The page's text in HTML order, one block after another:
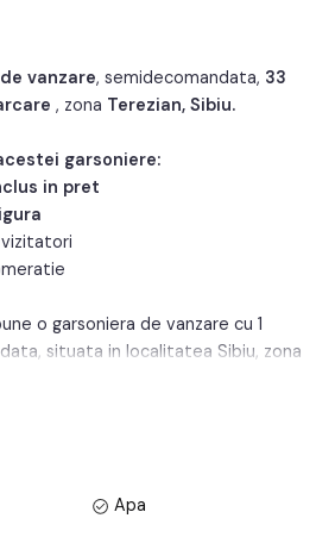
2024
vanzare, semidecomandata, 33
, zona Terezian, Sibiu.
garsoniere:
in pret
o garsoniera de vanzare cu 1
situata in localitatea Sibiu, zona
intr -un imobil tip bloc mixt cu regim
Etaje+M; anul constructiei 2010,
astfel:Apa